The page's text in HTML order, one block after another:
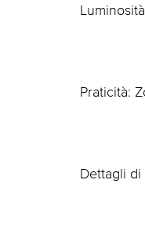
Praticità:
Dettagli